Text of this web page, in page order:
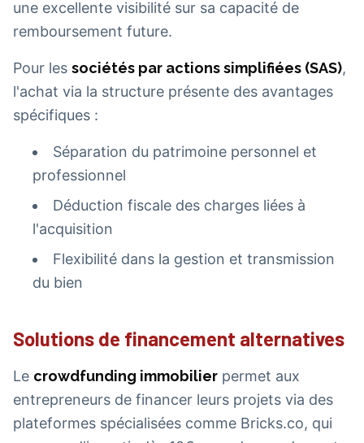
une excellente visibilité sur sa capacité de
remboursement future.
Pour les sociétés par actions simplifiées (SAS),
l'achat via la structure présente des avantages
spécifiques :
Séparation du patrimoine personnel et
professionnel
Déduction fiscale des charges liées à
l'acquisition
Flexibilité dans la gestion et transmission
du bien
Solutions de financement alternatives
Le crowdfunding immobilier permet aux
entrepreneurs de financer leurs projets via des
plateformes spécialisées comme Bricks.co, qui